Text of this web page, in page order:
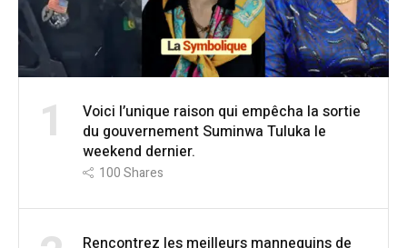
1
Voici l’unique raison qui empêcha la sortie
du gouvernement Suminwa Tuluka le
weekend dernier.
100Shares